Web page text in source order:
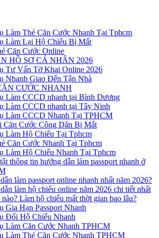
Làm Thẻ Căn Cước Nhanh Tại Tphcm
Làm Lại Hộ Chiếu Bị Mất
Căn Cước Online
HỒ SƠ CÁ NHÂN 2026
Tư Vấn Tờ Khai Online 2026
Nhanh Giao Đến Tận Nhà
CƯỚC NHANH
Làm CCCD nhanh tại Bình Dương
Làm CCCD nhanh tại Tây Ninh
Làm CCCD Nhanh Tại TPHCM
Căn Cước Công Dân Bị Mất
Làm Hộ Chiếu Tại Tphcm
Căn Cước Nhanh Tại Tphcm
Làm Hộ Chiếu Nhanh Tại Tphcm
thông tin hướng dẫn làm passport nhanh ở
làm passport online nhanh nhất năm 2026?
làm hộ chiếu online năm 2026 chi tiết nhất
Làm hộ chiếu mất thời gian bao lâu?
Gia Hạn Passport Nhanh
Đổi Hộ Chiếu Nhanh
Làm Căn Cước Nhanh TPHCM
Làm Thẻ Căn Cước Nhanh TPHCM